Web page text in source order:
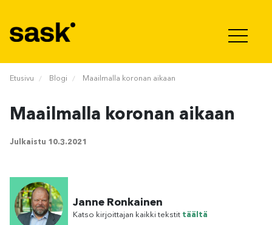
Etusivu Blogi Maailmalla koronan aikaan
Janne Ronkainen
Katso kirjoittajan kaikki tekstit täältä
Maailmalla koronan aikaan
Julkaistu 10.3.2021